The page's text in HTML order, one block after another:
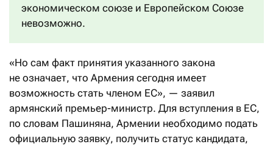
экономическом союзе и Европейском Союзе
невозможно.
«Но сам факт принятия указанного закона
не означает, что Армения сегодня имеет
возможность стать членом ЕС», — заявил
армянский премьер-министр. Для вступления в ЕС,
по словам Пашиняна, Армении необходимо подать
официальную заявку, получить статус кандидата,